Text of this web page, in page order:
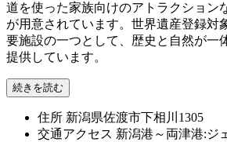
道を使った家族向けのアトラクション
が用意されています。世界遺産登録対
要施設の一つとして、歴史と自然が一
提供しています。
続きを読む
住所 新潟県佐渡市下相川1305
交通アクセス 新潟港～両津港:ジ